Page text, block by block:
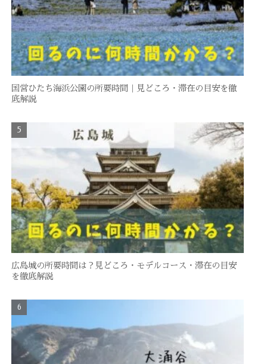
国営ひたち海浜公園の所要時間｜見どころ・滞在の目安を徹
底解説
広島城の所要時間は？見どころ・モデルコース・滞在の目安
を徹底解説